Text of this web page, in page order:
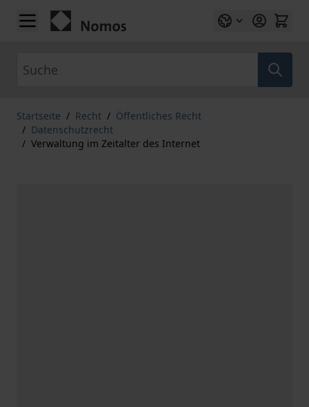
Zum Inhalt springen
Startseite / Recht / Öffentliches Recht
/ Datenschutzrecht
/ Verwaltung im Zeitalter des Internet